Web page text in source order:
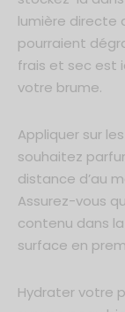
lumière directe
pourraient
frais et sec est
votre brume.
Appliquer sur
souhaitez
distance d’au
Assurez-vous
contenu dans
surface en
Hydrater votre